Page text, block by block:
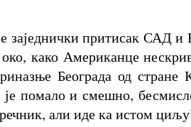
заједнички притисак САД
како Американце
Београда од стране
је помало и смешно,
али иде ка истом